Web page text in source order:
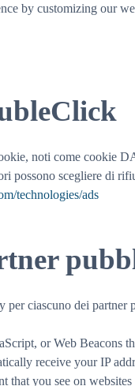
by customizing our
noti come cookie
possono scegliere di
technologies/ads
per ciascuno dei
or Web Beacons
receive your IP
that you see on